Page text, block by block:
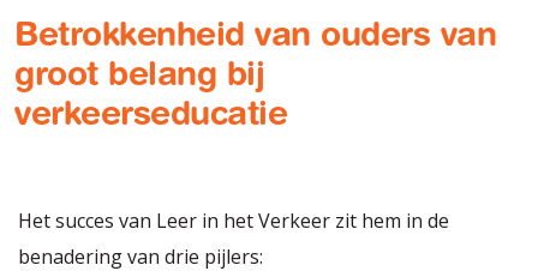
Betrokkenheid van ouders van
groot belang bij
verkeerseducatie
Het succes van Leer in het Verkeer zit hem in de
benadering van drie pijlers: